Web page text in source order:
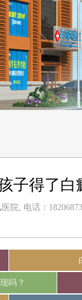
子得了白
院, 电话：
吗？